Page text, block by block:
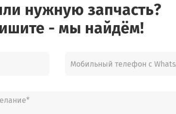
нужную запчасть?
- мы найдём!